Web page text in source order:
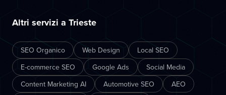
Altri servizi a Trieste
SEO Organico Web Design
Local SEO
E-commerce SEO
Google Ads
Social Media
Content Marketing AI
Automotive SEO
AEO